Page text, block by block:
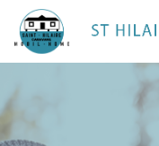
Panneau de gestion des